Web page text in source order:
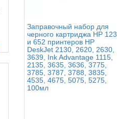
Заправочный набор для
черного картриджа HP 123
и 652 принтеров HP
DeskJet 2130, 2620, 2630,
3639, Ink Advantage 1115,
2135, 3635, 3636, 3775,
3785, 3787, 3788, 3835,
4535, 4675, 5075, 5275,
100мл